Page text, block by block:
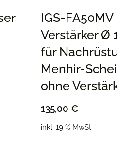
IGS-FA50MV
Verstärker Ø
für
Menhir-
ohne
135,00 €
inkl. 19 % MwSt.